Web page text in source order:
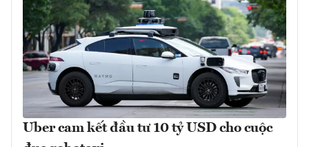
Uber cam kết đầu tư 10 tỷ USD cho cuộc